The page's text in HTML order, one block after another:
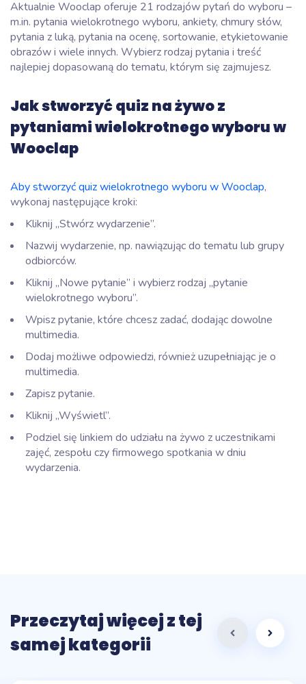
Aktualnie Wooclap oferuje 21 rodzajów pytań do wyboru –
m.in. pytania wielokrotnego wyboru, ankiety, chmury słów,
pytania z luką, pytania na ocenę, sortowanie, etykietowanie
obrazów i wiele innych. Wybierz rodzaj pytania i treść
najlepiej dopasowaną do tematu, którym się zajmujesz.
Jak stworzyć quiz na żywo z
pytaniami wielokrotnego wyboru w
Wooclap
Aby stworzyć quiz wielokrotnego wyboru w Wooclap,
wykonaj następujące kroki:
Kliknij „Stwórz wydarzenie”.
Nazwij wydarzenie, np. nawiązując do tematu lub grupy
odbiorców.
Kliknij „Nowe pytanie” i wybierz rodzaj „pytanie
wielokrotnego wyboru”.
Wpisz pytanie, które chcesz zadać, dodając dowolne
multimedia.
Dodaj możliwe odpowiedzi, również uzupełniając je o
multimedia.
Zapisz pytanie.
Kliknij „Wyświetl”.
Podziel się linkiem do udziału na żywo z uczestnikami
zajęć, zespołu czy firmowego spotkania w dniu
wydarzenia.
Przeczytaj więcej z tej
samej kategorii